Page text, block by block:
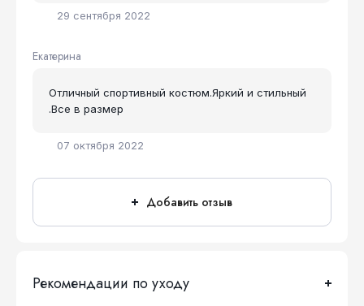
29 сентября 2022
Екатерина
07 октября 2022
Отличный спортивный костюм.Яркий и стильный
.Все в размер
Добавить отзыв
Рекомендации по уходу